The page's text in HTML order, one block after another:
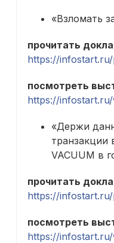
«Взломать
прочитать
https://
посмотреть
https://infostart.ru/
«Держи
транзакции
VACUUM в
прочитать
https://
посмотреть
https://